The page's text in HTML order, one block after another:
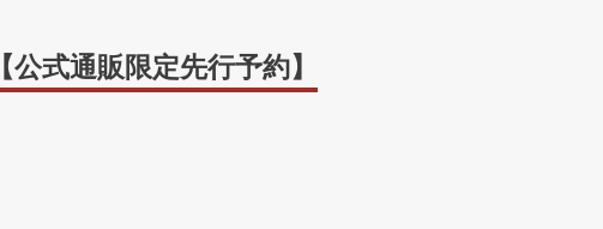
式通販限定先行予約】